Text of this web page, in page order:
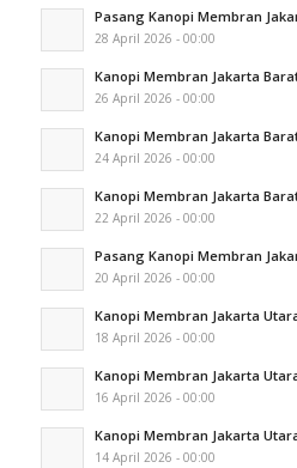
Pasang Kanopi Membran
28 April 2026 - 00:00
Kanopi Membran Jakarta
26 April 2026 - 00:00
Kanopi Membran Jakarta
24 April 2026 - 00:00
Kanopi Membran Jakarta
22 April 2026 - 00:00
Pasang Kanopi Membran
20 April 2026 - 00:00
Kanopi Membran Jakarta
18 April 2026 - 00:00
Kanopi Membran Jakarta
16 April 2026 - 00:00
Kanopi Membran Jakarta
14 April 2026 - 00:00